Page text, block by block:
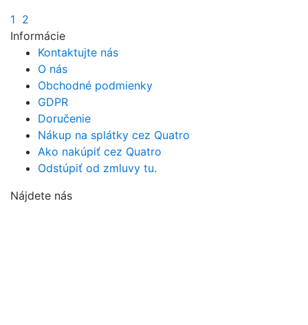
1 2
Informácie
Kontaktujte nás
O nás
Obchodné podmienky
GDPR
Doručenie
Nákup na splátky cez Quatro
Ako nakúpiť cez Quatro
Odstúpiť od zmluvy tu.
Nájdete nás